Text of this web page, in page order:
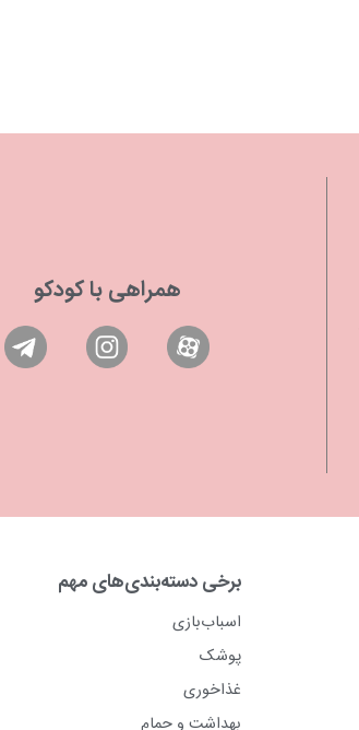
همراهی با کودکو
برخی دسته‌بندی‌های مهم
اسباب‌بازی
پوشک
غذاخوری
بهداشت و حمام